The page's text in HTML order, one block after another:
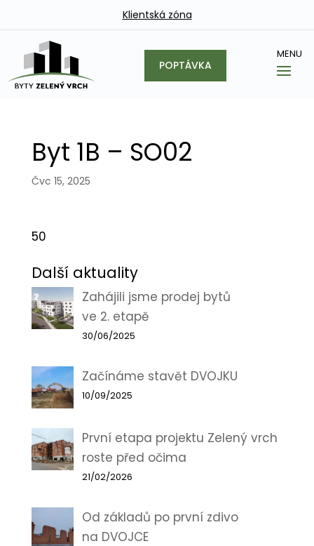
Klientská zóna
POPTÁVKA
Byt 1B – SO02
Čvc 15, 2025
50
Další aktuality
Zahájili jsme prodej bytů
ve 2. etapě
30/06/2025
Začínáme stavět DVOJKU
10/09/2025
První etapa projektu Zelený vrch
roste před očima
21/02/2026
Od základů po první zdivo
na DVOJCE